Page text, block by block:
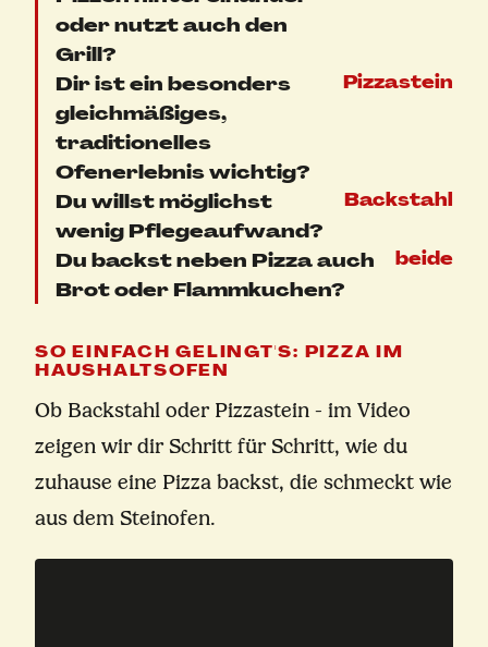
oder nutzt auch den
Grill?
Dir ist ein besonders
gleichmäßiges,
traditionelles
Ofenerlebnis wichtig?
Pizzastein
Du willst möglichst
wenig Pflegeaufwand?
Backstahl
Du backst neben Pizza auch
Brot oder Flammkuchen?
beide
SO EINFACH GELINGT'S: PIZZA IM
HAUSHALTSOFEN
Ob Backstahl oder Pizzastein - im Video
zeigen wir dir Schritt für Schritt, wie du
zuhause eine Pizza backst, die schmeckt wie
aus dem Steinofen.